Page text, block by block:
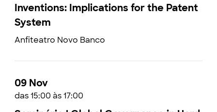
Inventions: Implications for the Patent
System
Anfiteatro Novo Banco
09 Nov
das 15:00 às 17:00